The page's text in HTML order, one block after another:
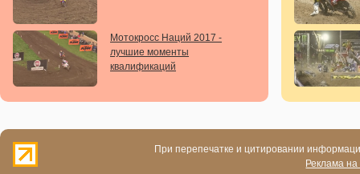
Мотокросс Наций 2017 -
лучшие моменты
квалификаций
При перепечатке и цитировании
Реклама на